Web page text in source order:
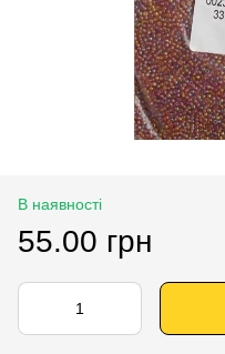
В наявності
55.00 грн